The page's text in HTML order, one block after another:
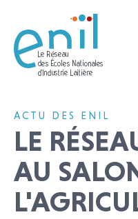
ACTU DES ENIL
LE
AU